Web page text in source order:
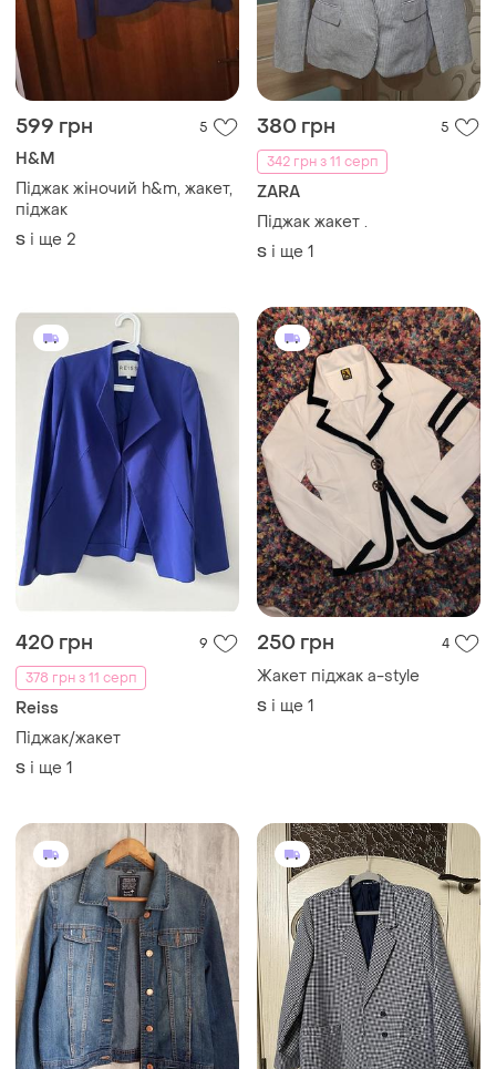
599 грн 5
H&M
Піджак жіночий h&m, жакет,
піджак
S і ще 2
380 грн
5
342 грн з 11 серп
ZARA
Піджак жакет .
S і ще 1
420 грн
9
378 грн з 11 серп
Reiss
Піджак/жакет
S і ще 1
250 грн 4
Жакет піджак а-style
S і ще 1